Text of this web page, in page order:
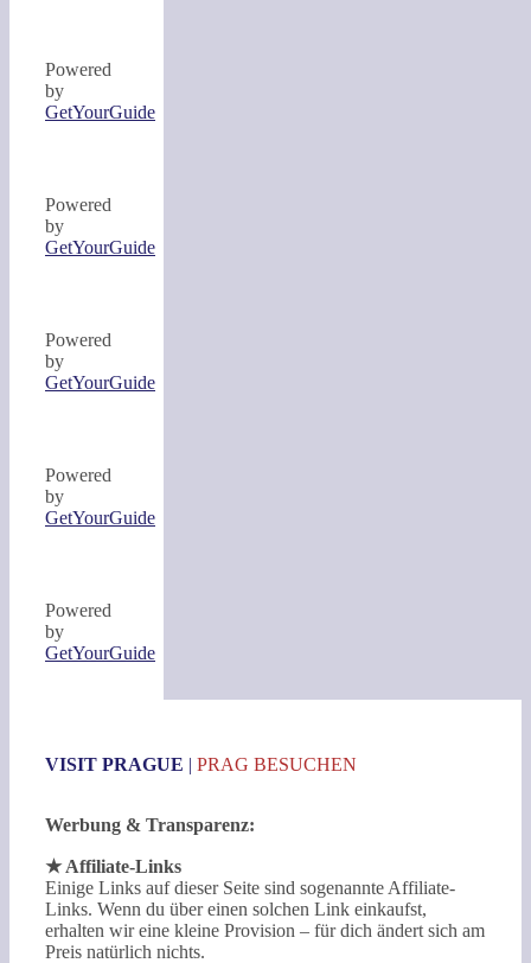
Powered
by
GetYourGuide
Powered
by
GetYourGuide
Powered
by
GetYourGuide
Powered
by
GetYourGuide
Powered
by
GetYourGuide
VISIT PRAGUE | PRAG BESUCHEN
Werbung & Transparenz:
★ Affiliate-Links
Einige Links auf dieser Seite sind sogenannte Affiliate-
Links. Wenn du über einen solchen Link einkaufst,
erhalten wir eine kleine Provision – für dich ändert sich am
Preis natürlich nichts.